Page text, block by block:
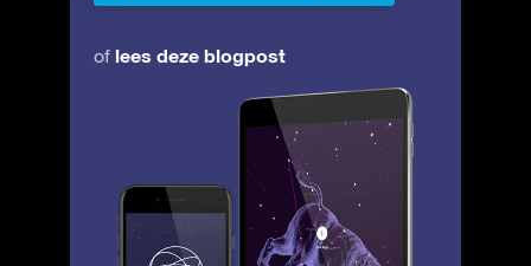
of lees deze blogpost